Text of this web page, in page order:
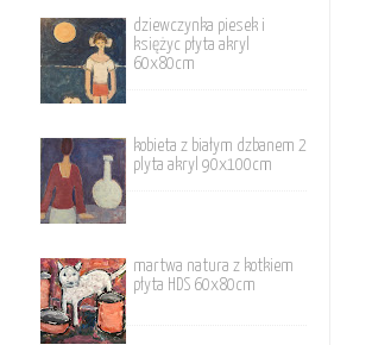
dziewczynka piesek i
księżyc płyta akryl
60x80cm
kobieta z białym dzbanem 2
plyta akryl 90x100cm
martwa natura z kotkiem
płyta HDS 60x80cm